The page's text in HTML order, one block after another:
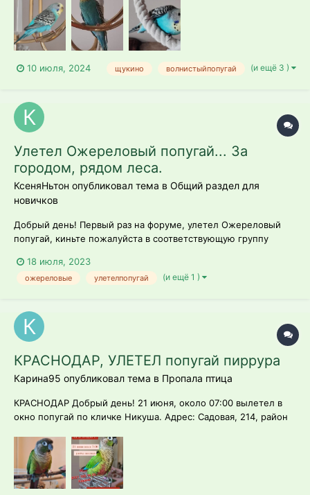
кому-то в окно, а может, где-то в округе. Искали рядом с
домом +/- 100 метро - не нашли. +7 936 333 12 42 Елена.
10 июля, 2024 щукино волнистыйпопугай (и ещё 3 )
Улетел Ожереловый попугай... За
городом, рядом леса.
КсеняНьтон опубликовал тема в Общий раздел для
новичков
Добрый день! Первый раз на форуме, улетел Ожереловый
попугай, киньте пожалуйста в соответствующую группу
18 июля, 2023
ожереловые улетелпопугай (и ещё 1 )
КРАСНОДАР, УЛЕТЕЛ попугай пиррура
Карина95 опубликовал тема в Пропала птица
КРАСНОДАР Добрый день! 21 июня, около 07:00 вылетел в
окно попугай по кличке Никуша. Адрес: Садовая, 214, район
быть и в других районах. Попугай среднего размера, без
хвоста около 15 см. Домашний, полуручной. НЕ
разговаривает....